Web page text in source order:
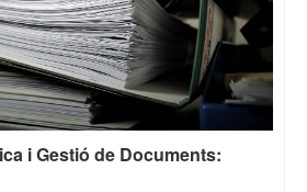
i Gestió de Documents: